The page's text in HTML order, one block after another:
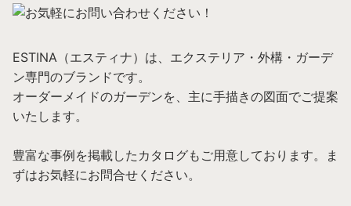
ESTINA（エスティナ）は、エクステリア・外構・ガーデ
ン専門のブランドです。
オーダーメイドのガーデンを、主に手描きの図面でご提案
いたします。
豊富な事例を掲載したカタログもご用意しております。ま
ずはお気軽にお問合せください。